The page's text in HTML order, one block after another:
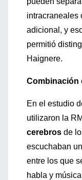
intracraneales
adicional, y
permitió
Haignere.
Combinación
En el estudio
utilizaron la
cerebros de
escuchaban
entre los que
habla y